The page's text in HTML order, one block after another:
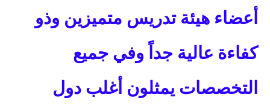
أعضاء هيئة تدريس متميزين وذو
كفاءة عالية جداً وفي جميع
التخصصات يمثلون أغلب دول